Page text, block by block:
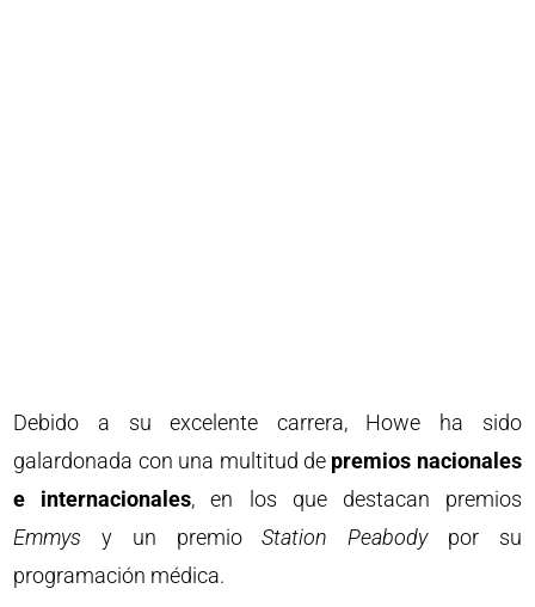
Debido a su excelente carrera, Howe ha sido
galardonada con una multitud de premios nacionales
e internacionales, en los que destacan premios
Emmys y un premioStation Peabodypor su
programación médica.